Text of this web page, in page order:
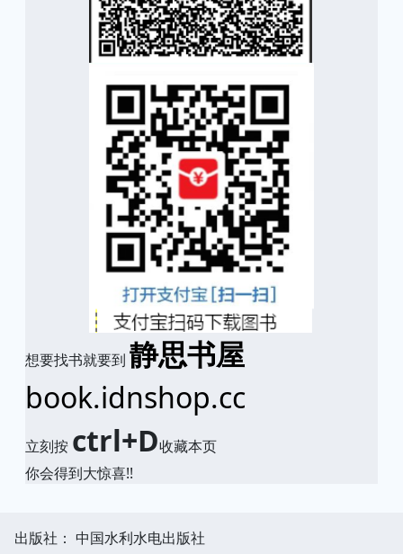
想要找书就要到 静思书屋
book.idnshop.cc
立刻按 ctrl+D收藏本页
你会得到大惊喜!!
出版社： 中国水利水电出版社